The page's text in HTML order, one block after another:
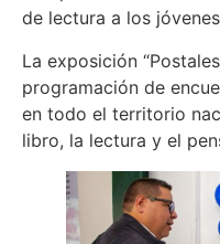
de lectura a los
La exposición
programación de
en todo el territorio
libro, la lectura y el